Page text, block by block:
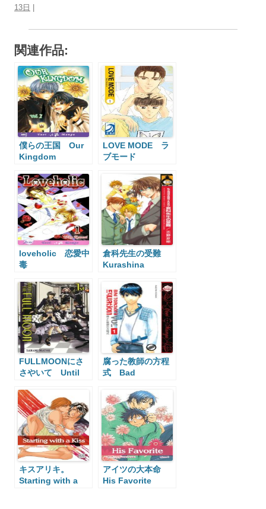
13日
関連作品:
僕らの王国 Our
Kingdom
LOVE MODE ラ
ブモード
loveholic 恋愛中
毒
倉科先生の受難
Kurashina
FULLMOONにさ
さやいて Until
腐った教師の方程
式 Bad
Equation
キスアリキ。
Starting with a
アイツの大本命
His Favorite